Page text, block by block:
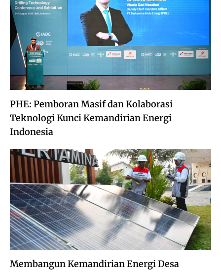
PHE: Pemboran Masif dan Kolaborasi
Teknologi Kunci Kemandirian Energi
Indonesia
Membangun Kemandirian Energi Desa